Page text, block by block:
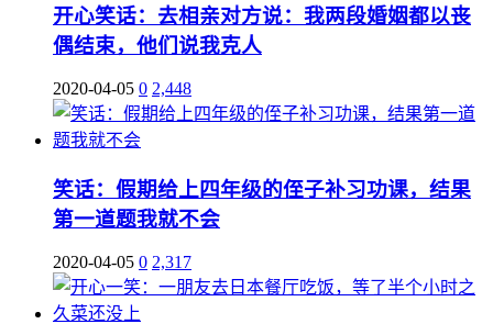
开心笑话：去相亲对方说：我两段婚姻都以丧
偶结束，他们说我克人
2020-04-05 0 2,448
笑话：假期给上四年级的侄子补习功课，结果
第一道题我就不会
2020-04-05 0 2,317